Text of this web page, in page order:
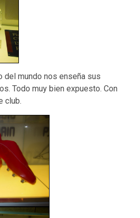
del mundo nos enseña sus
Todo muy bien expuesto. Con
club.